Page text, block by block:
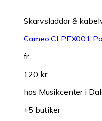
Skarvsladdar &
Cameo CLPEX001
fr.
120 kr
hos Musikcenter i
+5 butiker